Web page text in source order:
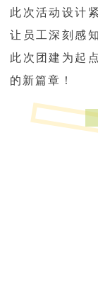
此次活动设计
让员工深刻感
此次团建为起
的新篇章！